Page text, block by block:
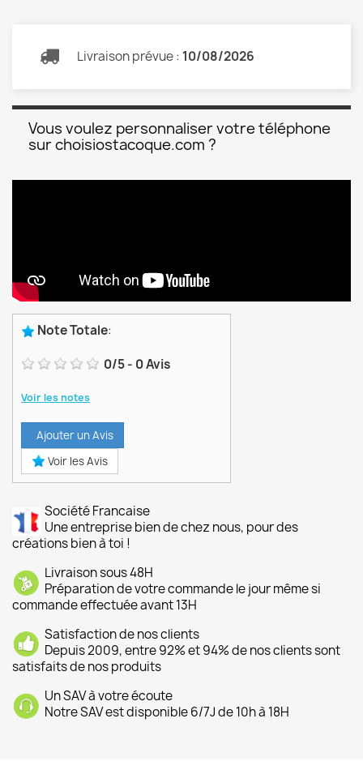
Livraison prévue : 10/08/2026
Vous voulez personnaliser votre téléphone
sur choisiostacoque.com ?
Note Totale:
0/5- 0Avis
Voir les notes
Ajouter un Avis
Voir les Avis
Société Francaise
Une entreprise bien de chez nous, pour des
créations bien à toi !
Livraison sous 48H
Préparation de votre commande le jour même si
commande effectuée avant 13H
Satisfaction de nos clients
Depuis 2009, entre 92% et 94% de nos clients sont
satisfaits de nos produits
Un SAV à votre écoute
Notre SAV est disponible 6/7J de 10h à 18H